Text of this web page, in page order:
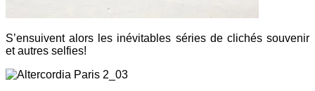
S’ensuivent alors les inévitables séries de clichés souvenir
et autres selfies!